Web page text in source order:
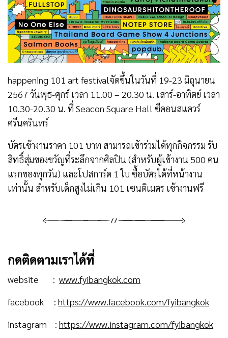
happening 101 art festivalจัดขึ้นในวันที่ 19-23 มิถุนายน
2567 วันพุธ-ศุกร์ เวลา 11.00 – 20.30 น. เสาร์-อาทิตย์ เวลา
10.30-20.30 น. ที่ Seacon Square Hall ซีคอนสแควร์
ศรีนครินทร์
บัตรเข้างานราคา 101 บาท สามารถเข้าร่วมได้ทุกกิจกรรม รับ
สิทธิ์สุ่มของขวัญที่ระลึกจากศิลปิน (สำหรับผู้เข้างาน 500 คน
แรกของทุกวัน) และโปสการ์ด 1 ใบ ซื้อบัตรได้ที่หน้างาน
เท่านั้น สำหรับเด็กสูงไม่เกิน 101 เซนติเมตร เข้างานฟรี
กดติดตามเราได้ที่
website :www.fyibangkok.com
facebook :https://www.facebook.com/fyibangkok
instagram :https://www.instagram.com/fyibangkok